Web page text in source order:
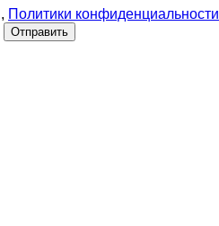
, Политики конфиденциальности
Отправить